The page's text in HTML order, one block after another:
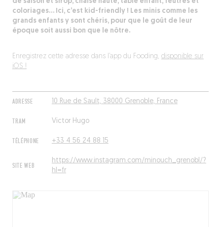
ADRESSE 10 Rue de Sault, 38000 Grenoble, France
TRAM Victor Hugo
TÉLÉPHONE +33 4 56 24 88 15
SITE WEB
https://www.instagram.com/minouch_grenobl/?
hl=fr
coloriages… Ici, c’est kid-friendly ! Les minis comme les
grands enfants y sont chéris, pour que le goût de leur
époque soit aussi bon que le nôtre.
Enregistrez cette adresse dans l’app du Fooding, disponible sur
iOS !